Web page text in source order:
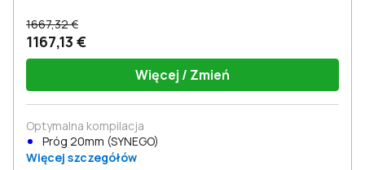
1667,32 €
1167,13 €
Więcej / Zmień
Optymalna kompilacja
Próg 20mm (SYNEGO)
Więcej szczegółów